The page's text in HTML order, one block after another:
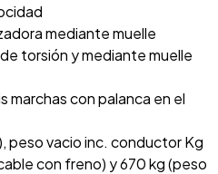
mediante muelle
torsión y mediante muelle
marchas con palanca en el
peso vacio inc. conductor Kg
con freno) y 670 kg (peso